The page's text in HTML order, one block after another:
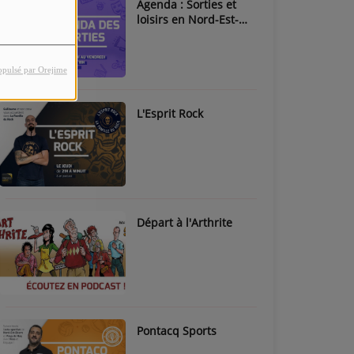
par Orejime
Agenda : Sorties et
loisirs en Nord-Est-
L'Esprit Rock
Départ à l'Arthrite
Pontacq Sports